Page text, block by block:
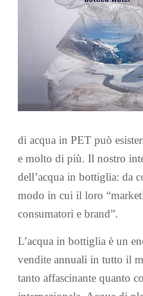
di acqua in PET può
e molto di più. Il nostro
dell’acqua in bottiglia: da
modo in cui il loro
consumatori e brand”.
L’acqua in bottiglia è un
vendite annuali in tutto il
tanto affascinante quanto